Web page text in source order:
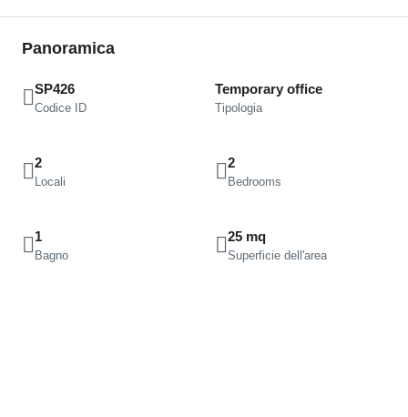
Panoramica
SP426
Codice ID
Temporary office
Tipologia
2
Locali
2
Bedrooms
1
Bagno
25 mq
Superficie dell'area